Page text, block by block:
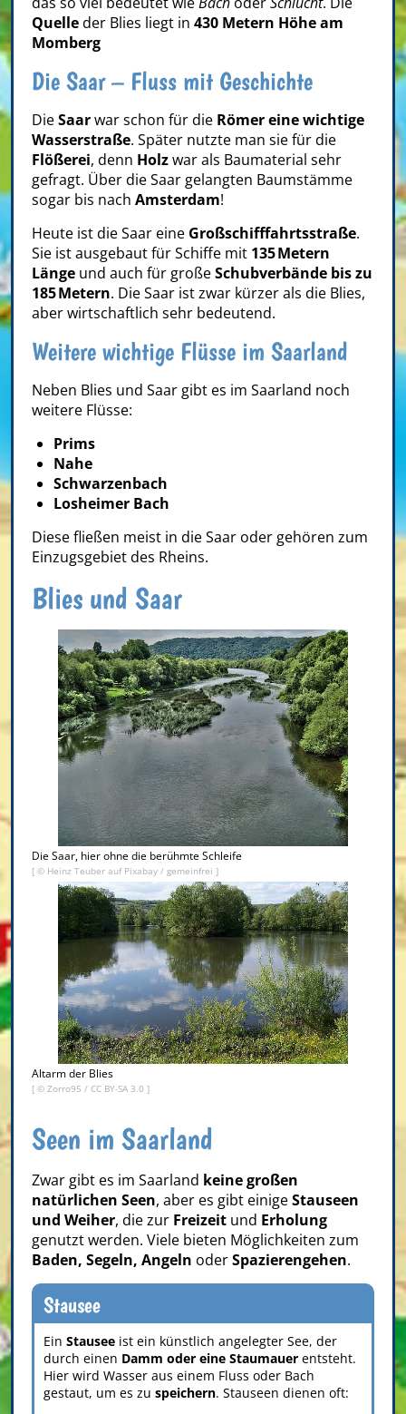
Quelleder Blies liegt in 430 Metern Höhe am
Momberg
Die Saar – Fluss mit Geschichte
DieSaarwar schon für die Römer eine wichtige
Wasserstraße. Später nutzte man sie für die
Flößerei, denn Holzwar als Baumaterial sehr
gefragt. Über die Saar gelangten Baumstämme
sogar bis nach Amsterdam!
Heute ist die Saar eine Großschifffahrtsstraße.
Sie ist ausgebaut für Schiffe mit 135 Metern
Länge und auch für großeSchubverbände bis zu
185 Metern. Die Saar ist zwar kürzer als die Blies,
aber wirtschaftlich sehr bedeutend.
Weitere wichtige Flüsse im Saarland
Neben Blies und Saar gibt es im Saarland noch
weitere Flüsse:
Prims
Nahe
Schwarzenbach
Losheimer Bach
Diese fließen meist in die Saar oder gehören zum
Einzugsgebiet des Rheins.
Blies und Saar
Die Saar, hier ohne die berühmte Schleife
[ © Heinz Teuber auf Pixabay / gemeinfrei ]
Altarm der Blies
[ © Zorro95 / CC BY-SA 3.0 ]
Seen im Saarland
Zwar gibt es im Saarland keine großen
natürlichen Seen, aber es gibt einigeStauseen
und Weiher, die zur Freizeit und Erholung
genutzt werden. Viele bieten Möglichkeiten zum
Baden, Segeln, Angeln oderSpazierengehen.
Stausee
Ein Stausee ist ein künstlich angelegter See, der
durch einen Damm oder eine Staumauer entsteht.
Hier wird Wasser aus einem Fluss oder Bach
gestaut, um es zu speichern. Stauseen dienen oft: